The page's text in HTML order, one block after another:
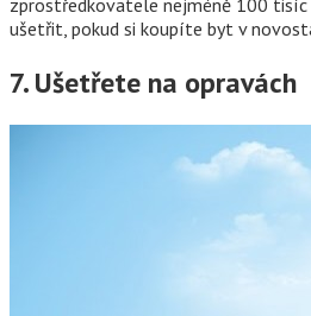
ušetřit, pokud si koupíte byt v
7. Ušetřete na opravách